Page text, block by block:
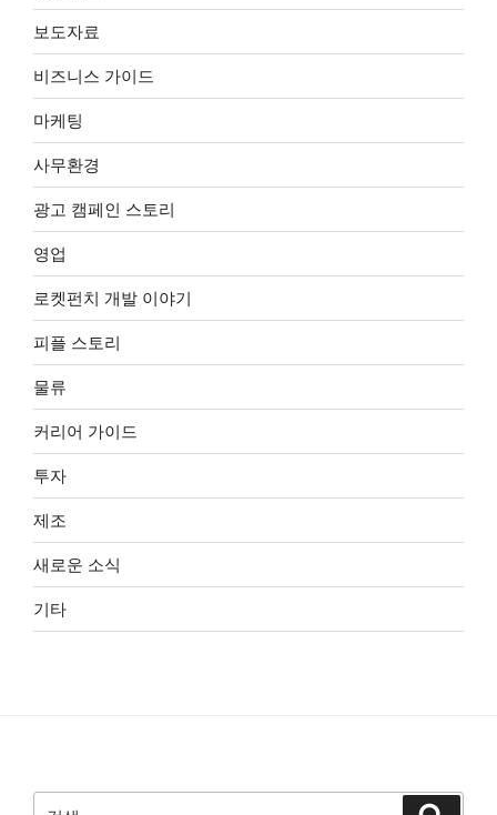
보도자료
비즈니스 가이드
마케팅
사무환경
광고 캠페인 스토리
영업
로켓펀치 개발 이야기
피플 스토리
물류
커리어 가이드
투자
제조
새로운 소식
기타